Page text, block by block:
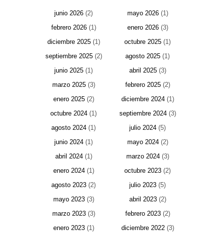
junio 2026 (2) mayo 2026(1)
febrero 2026(1) enero 2026(3)
diciembre 2025(1) octubre 2025 (1)
septiembre 2025(2) agosto 2025 (1)
junio 2025 (1) abril 2025(3)
marzo 2025(3) febrero 2025(2)
enero 2025(2) diciembre 2024(1)
octubre 2024 (1) septiembre 2024(3)
agosto 2024 (1) julio 2024 (5)
junio 2024 (1) mayo 2024(2)
abril 2024(1) marzo 2024(3)
enero 2024(1) octubre 2023 (2)
agosto 2023 (2) julio 2023 (5)
mayo 2023(3) abril 2023(2)
marzo 2023(3) febrero 2023(2)
enero 2023(1) diciembre 2022(3)